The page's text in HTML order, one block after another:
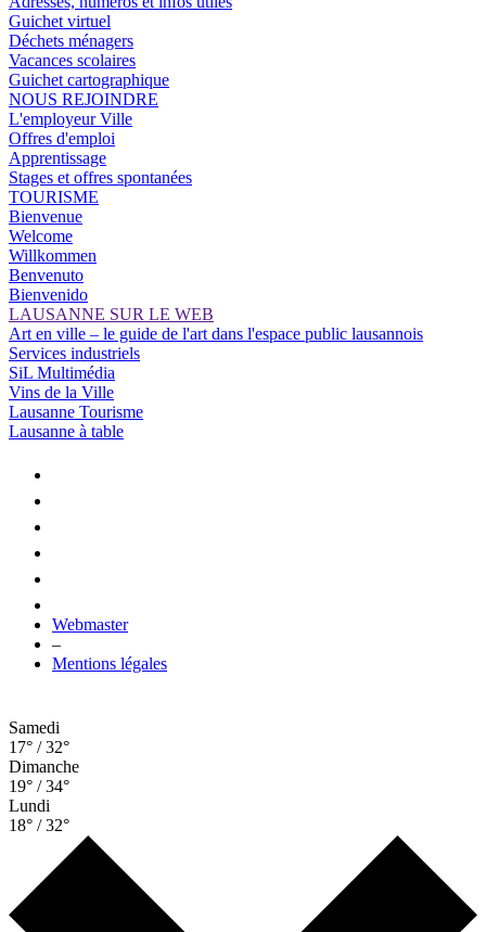
Guichet virtuel
Déchets ménagers
Vacances scolaires
Guichet cartographique
NOUS REJOINDRE
L'employeur Ville
Offres d'emploi
Apprentissage
Stages et offres spontanées
TOURISME
Bienvenue
Welcome
Willkommen
Benvenuto
Bienvenido
LAUSANNE SUR LE WEB
Art en ville – le guide de l'art dans l'espace public lausannois
Services industriels
SiL Multimédia
Vins de la Ville
Lausanne Tourisme
Lausanne à table
Webmaster
–
Mentions légales
Samedi
17° / 32°
Dimanche
19° / 34°
Lundi
18° / 32°